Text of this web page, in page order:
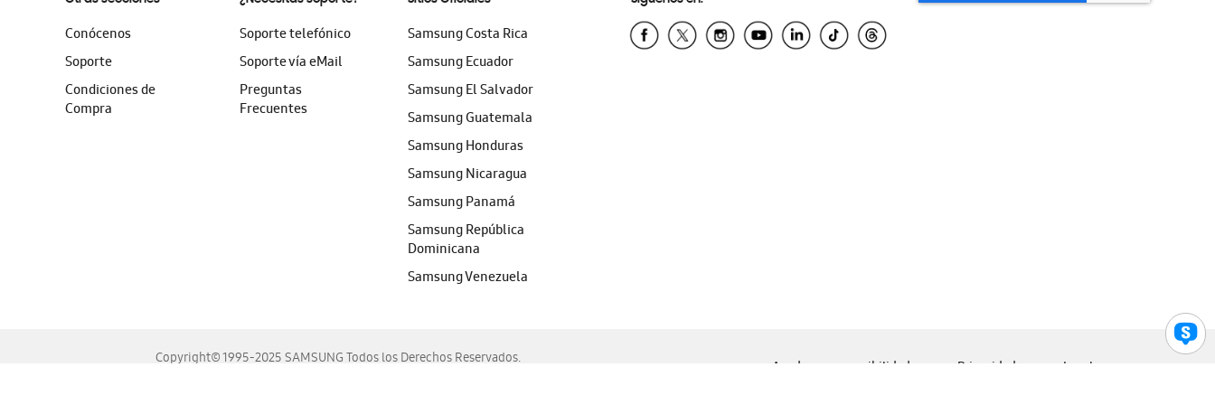
Conócenos
Soporte
Condiciones de
Compra
Soporte telefónico
Soporte vía eMail
Preguntas
Frecuentes
Samsung Costa Rica
Samsung Ecuador
Samsung El Salvador
Samsung Guatemala
Samsung Honduras
Samsung Nicaragua
Samsung Panamá
Samsung República
Dominicana
Samsung Venezuela
Copyright© 1995-2025 SAMSUNG Todos los Derechos Reservados.
Ayuda para accesibilidad Privacidad Legal